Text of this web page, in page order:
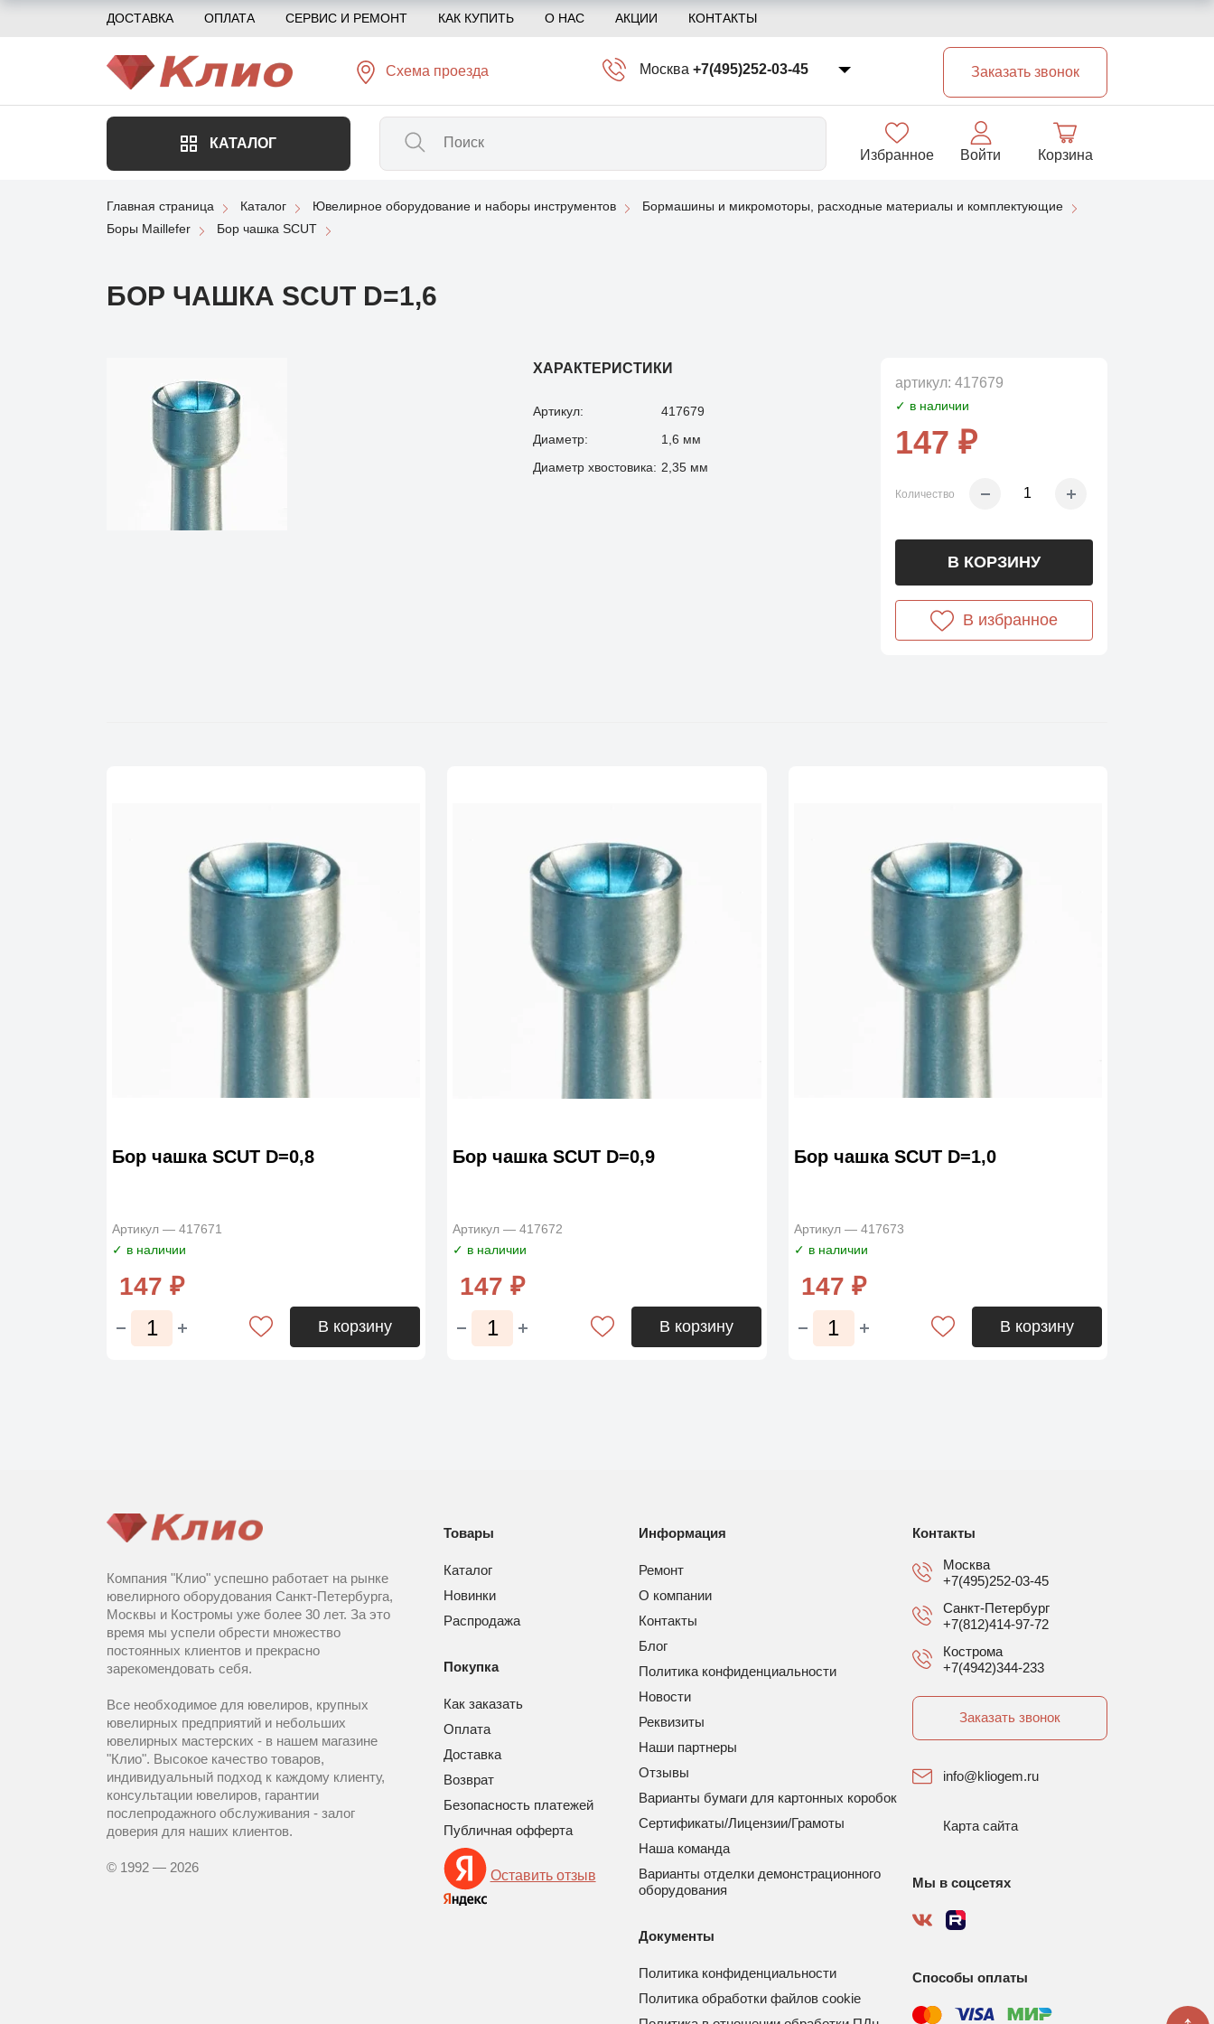
ДОСТАВКА ОПЛАТА СЕРВИС И РЕМОНТ КАК КУПИТЬ О НАС АКЦИИ КОНТАКТЫ
Схема проезда Москва +7(495)252-03-45
Заказать звонок
КАТАЛОГ
Избранное Войти Корзина
Главная страница Каталог Ювелирное оборудование и наборы инструментов
Бормашины и микромоторы, расходные материалы и комплектующие
Боры Maillefer
Бор чашка SCUT
БОР ЧАШКА SCUT D=1,6
ХАРАКТЕРИСТИКИ
Артикул:
417679
Диаметр:
1,6 мм
Диаметр хвостовика: 2,35 мм
артикул: 417679
✓ в наличии
147 ₽
Количество
В КОРЗИНУ
В избранное
Бор чашка SCUT D=0,8
Артикул — 417671
✓ в наличии
147 ₽
В корзину
Бор чашка SCUT D=0,9
Артикул — 417672
✓ в наличии
147 ₽
В корзину
Бор чашка SCUT D=1,0
Артикул — 417673
✓ в наличии
147 ₽
В корзину
Компания "Клио" успешно работает на рынке
ювелирного оборудования Санкт-Петербурга,
Москвы и Костромы уже более 30 лет. За это
время мы успели обрести множество
постоянных клиентов и прекрасно
зарекомендовать себя.
Все необходимое для ювелиров, крупных
ювелирных предприятий и небольших
ювелирных мастерских - в нашем магазине
"Клио". Высокое качество товаров,
индивидуальный подход к каждому клиенту,
консультации ювелиров, гарантии
послепродажного обслуживания - залог
доверия для наших клиентов.
© 1992 — 2026
Товары
Каталог
Новинки
Распродажа
Покупка
Как заказать
Оплата
Доставка
Возврат
Безопасность платежей
Публичная офферта
Оставить отзыв
Информация
Ремонт
О компании
Контакты
Блог
Политика конфиденциальности
Новости
Реквизиты
Наши партнеры
Отзывы
Варианты бумаги для картонных коробок
Сертификаты/Лицензии/Грамоты
Наша команда
Варианты отделки демонстрационного
оборудования
Документы
Политика конфиденциальности
Политика обработки файлов cookie
Контакты
Москва
+7(495)252-03-45
Санкт-Петербург
+7(812)414-97-72
Кострома
+7(4942)344-233
Заказать звонок
info@kliogem.ru
Карта сайта
Мы в соцсетях
Способы оплаты